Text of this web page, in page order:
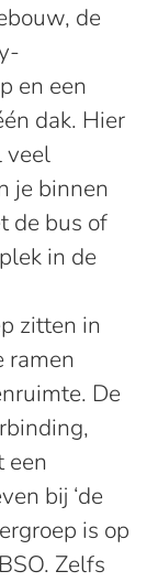
de
en een
dak. Hier
veel
je binnen
de bus of
in de
zitten in
ramen
. De
,
een
bij ‘de
is op
Zelfs